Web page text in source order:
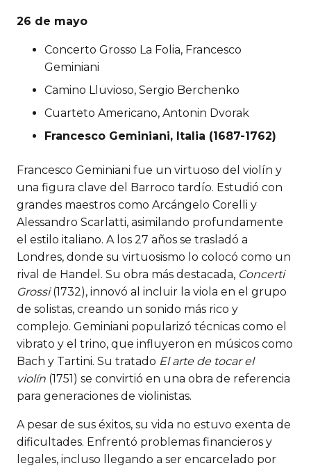
26 de mayo
Concerto Grosso La Folia, Francesco
Geminiani
Camino Lluvioso, Sergio Berchenko
Cuarteto Americano, Antonin Dvorak
Francesco Geminiani, Italia (1687-1762)
Francesco Geminiani fue un virtuoso del violín y
una figura clave del Barroco tardío. Estudió con
grandes maestros como Arcángelo Corelli y
Alessandro Scarlatti, asimilando profundamente
el estilo italiano. A los 27 años se trasladó a
Londres, donde su virtuosismo lo colocó como un
rival de Handel. Su obra más destacada, Concerti
Grossi(1732), innovó al incluir la viola en el grupo
de solistas, creando un sonido más rico y
complejo. Geminiani popularizó técnicas como el
vibrato y el trino, que influyeron en músicos como
Bach y Tartini. Su tratado El arte de tocar el
violín (1751) se convirtió en una obra de referencia
para generaciones de violinistas.
A pesar de sus éxitos, su vida no estuvo exenta de
dificultades. Enfrentó problemas financieros y
legales, incluso llegando a ser encarcelado por